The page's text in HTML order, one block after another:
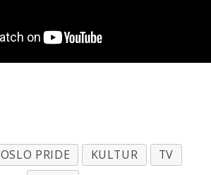
OSLO PRIDE KULTUR
TV